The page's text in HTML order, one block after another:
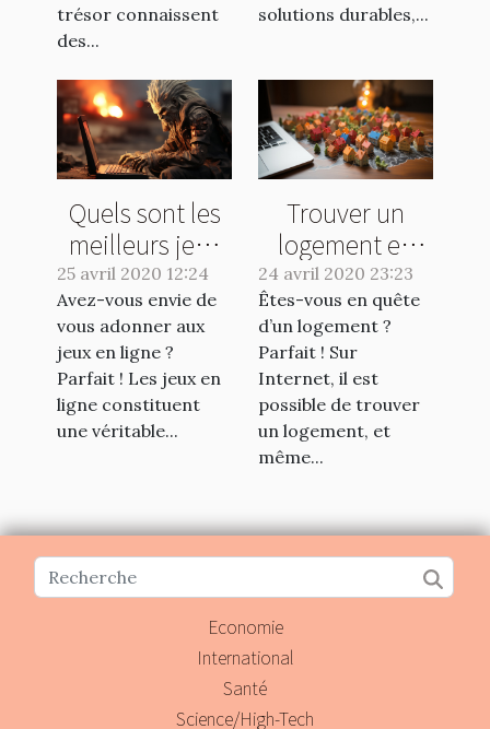
trésor connaissent
des...
solutions durables,...
Quels sont les
meilleurs jeux
en ligne du
moment ?
25 avril 2020 12:24
Avez-vous envie de
vous adonner aux
jeux en ligne ?
Parfait ! Les jeux en
ligne constituent
une véritable...
Trouver un
logement en
ligne : quels
sont les sites
adéquats ?
24 avril 2020 23:23
Êtes-vous en quête
d’un logement ?
Parfait ! Sur
Internet, il est
possible de trouver
un logement, et
même...
Economie
International
Santé
Science/High-Tech